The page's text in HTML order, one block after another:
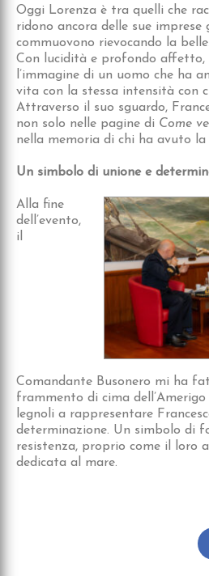
Oggi Lorenza è tra quelli che
ridono ancora delle sue imprese
commuovono rievocando la
Con lucidità e profondo affetto,
l’immagine di un uomo che ha
vita con la stessa intensità con
Attraverso il suo sguardo,
non solo nelle pagine di Come
nella memoria di chi ha avuto
Un simbolo di unione e
Alla fine
dell’evento,
il
Comandante Busonero mi ha
frammento di cima
legnoli a rappresentare
determinazione. Un simbolo di
resistenza, proprio come il loro
dedicata al mare.